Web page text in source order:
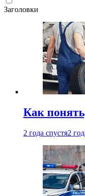
Заголовки
Как
2 года спустя2